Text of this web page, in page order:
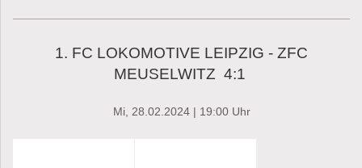
1. FC LOKOMOTIVE LEIPZIG - ZFC
MEUSELWITZ 4:1
Mi, 28.02.2024 | 19:00 Uhr